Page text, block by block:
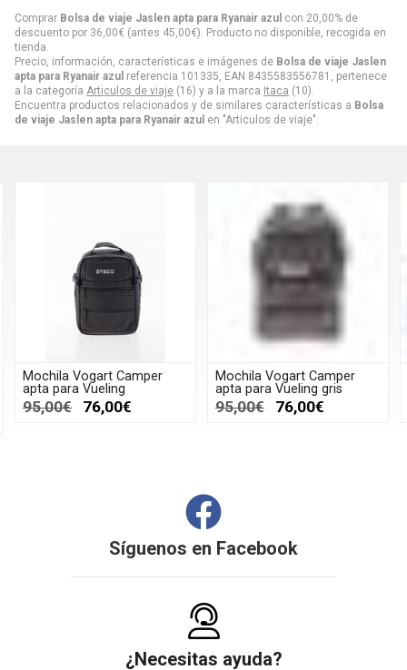
Comprar Bolsa de viaje Jaslen apta para Ryanair azul con 20,00% de
descuento por 36,00€ (antes 45,00€). Producto no disponible, recogida en
tienda.
Precio, información, características e imágenes de Bolsa de viaje Jaslen
apta para Ryanair azul referencia 101335, EAN 8435583556781, pertenece
a la categoría Articulos de viaje (16) y a la marca Itaca (10).
Encuentra productos relacionados y de similares características a Bolsa
de viaje Jaslen apta para Ryanair azul en "Articulos de viaje".
Mochila Vogart Camper
apta para Vueling
95,00€ 76,00€
Mochila Vogart Camper
apta para Vueling gris
95,00€ 76,00€
Síguenos en Facebook
¿Necesitas ayuda?